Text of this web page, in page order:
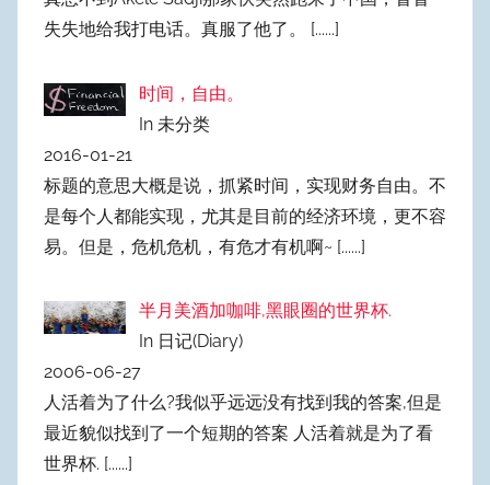
失失地给我打电话。真服了他了。 [......]
时间，自由。
In 未分类
2016-01-21
标题的意思大概是说，抓紧时间，实现财务自由。不
是每个人都能实现，尤其是目前的经济环境，更不容
易。但是，危机危机，有危才有机啊~ [......]
半月美酒加咖啡,黑眼圈的世界杯.
In 日记(Diary)
2006-06-27
人活着为了什么?我似乎远远没有找到我的答案,但是
最近貌似找到了一个短期的答案 人活着就是为了看
世界杯. [......]